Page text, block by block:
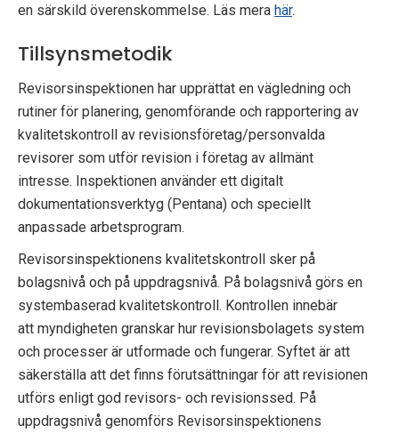
en särskild överenskommelse. Läs mera här.
Tillsynsmetodik
Revisorsinspektionen har upprättat en vägledning och
rutiner för planering, genomförande och rapportering av
kvalitetskontroll av revisionsföretag/personvalda
revisorer som utför revision i företag av allmänt
intresse. Inspektionen använder ett digitalt
dokumentationsverktyg (Pentana) och speciellt
anpassade arbetsprogram.
Revisorsinspektionens kvalitetskontroll sker på
bolagsnivå och på uppdragsnivå. På bolagsnivå görs en
systembaserad kvalitetskontroll. Kontrollen innebär
att myndigheten granskar hur revisionsbolagets system
och processer är utformade och fungerar. Syftet är att
säkerställa att det finns förutsättningar för att revisionen
utförs enligt god revisors- och revisionssed. På
uppdragsnivå genomförs Revisorsinspektionens